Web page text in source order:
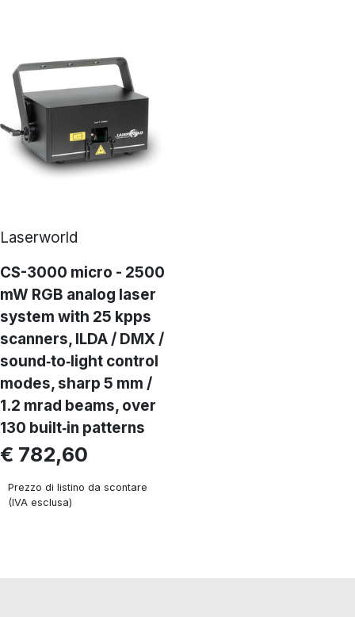
Laserworld
CS-3000 micro - 2500
mW RGB analog laser
system with 25 kpps
scanners, ILDA / DMX /
sound‑to‑light control
modes, sharp 5 mm /
1.2 mrad beams, over
130 built‑in patterns
€ 782,60
Prezzo di listino da scontare
(IVA esclusa)